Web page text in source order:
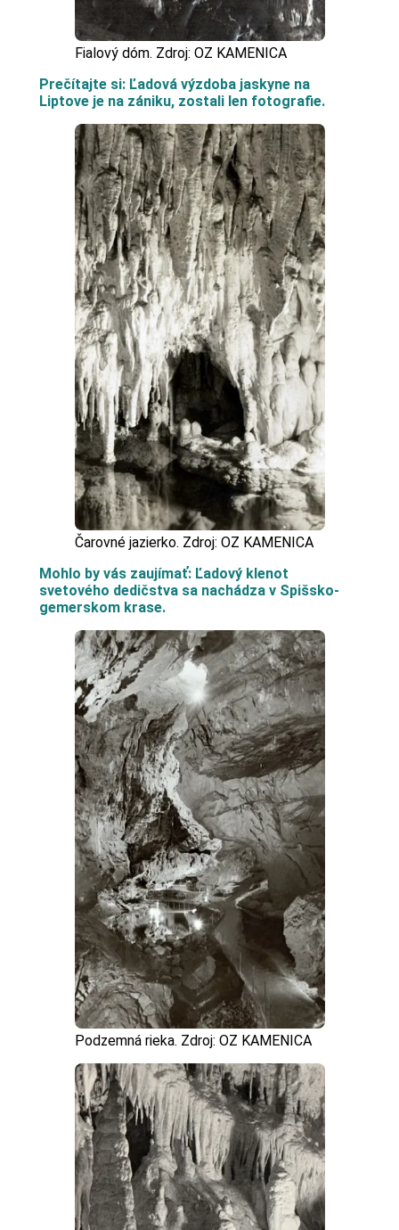
Fialový dóm. Zdroj: OZ KAMENICA
Prečítajte si: Ľadová výzdoba jaskyne na
Liptove je na zániku, zostali len fotografie.
Čarovné jazierko. Zdroj: OZ KAMENICA
Mohlo by vás zaujímať: Ľadový klenot
svetového dedičstva sa nachádza v Spišsko-
gemerskom krase.
Podzemná rieka. Zdroj: OZ KAMENICA